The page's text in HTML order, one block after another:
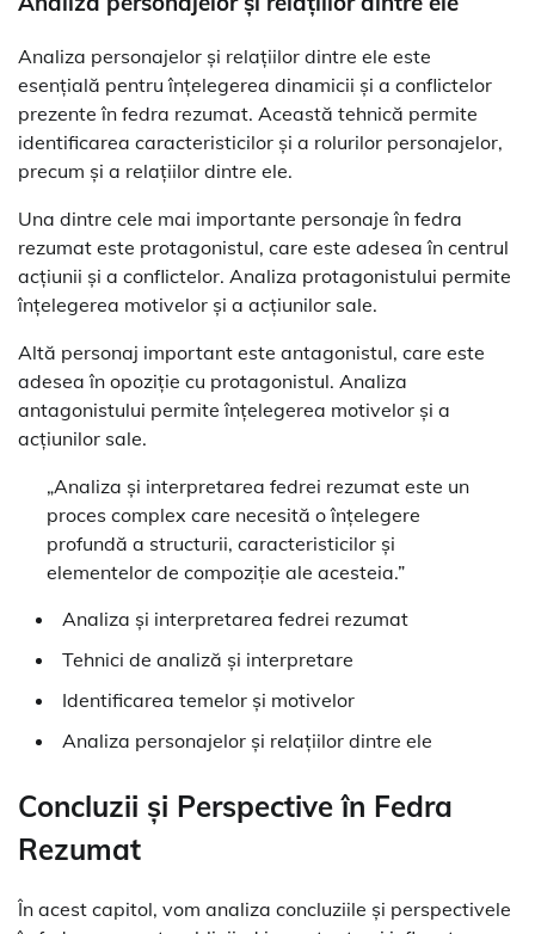
Analiza personajelor și relațiilor dintre ele este
esențială pentru înțelegerea dinamicii și a conflictelor
prezente în fedra rezumat. Această tehnică permite
identificarea caracteristicilor și a rolurilor personajelor,
precum și a relațiilor dintre ele.
Una dintre cele mai importante personaje în fedra
rezumat este protagonistul, care este adesea în centrul
acțiunii și a conflictelor. Analiza protagonistului permite
înțelegerea motivelor și a acțiunilor sale.
Altă personaj important este antagonistul, care este
adesea în opoziție cu protagonistul. Analiza
antagonistului permite înțelegerea motivelor și a
acțiunilor sale.
„Analiza și interpretarea fedrei rezumat este un
proces complex care necesită o înțelegere
profundă a structurii, caracteristicilor și
elementelor de compoziție ale acesteia.”
Analiza și interpretarea fedrei rezumat
Tehnici de analiză și interpretare
Identificarea temelor și motivelor
Analiza personajelor și relațiilor dintre ele
Concluzii și Perspective în Fedra
Rezumat
În acest capitol, vom analiza concluziile și perspectivele